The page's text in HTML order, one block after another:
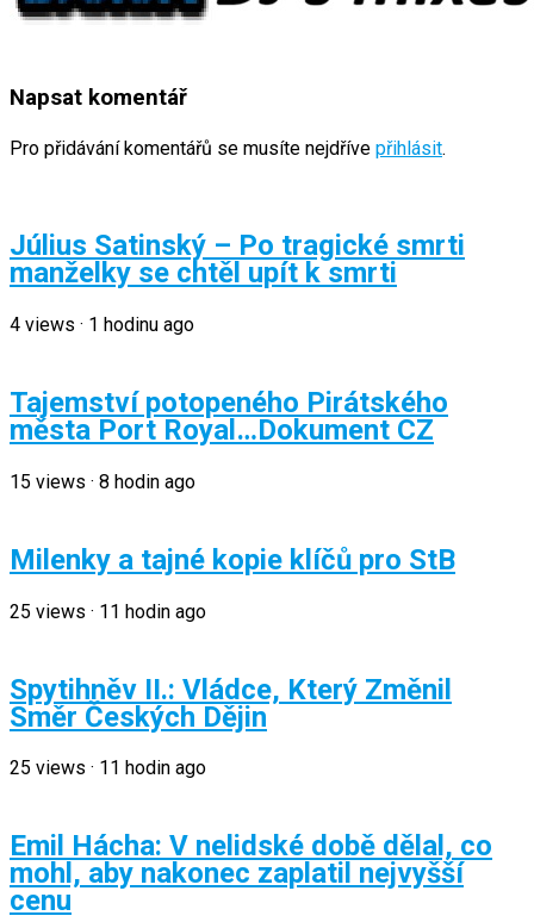
Napsat komentář
Pro přidávání komentářů se musíte nejdříve přihlásit.
Július Satinský – Po tragické smrti
manželky se chtěl upít k smrti
4 views · 1 hodinu ago
Tajemství potopeného Pirátského
města Port Royal…Dokument CZ
15 views · 8 hodin ago
Milenky a tajné kopie klíčů pro StB
25 views · 11 hodin ago
Spytihněv II.: Vládce, Který Změnil
Směr Českých Dějin
25 views · 11 hodin ago
Emil Hácha: V nelidské době dělal, co
mohl, aby nakonec zaplatil nejvyšší
cenu